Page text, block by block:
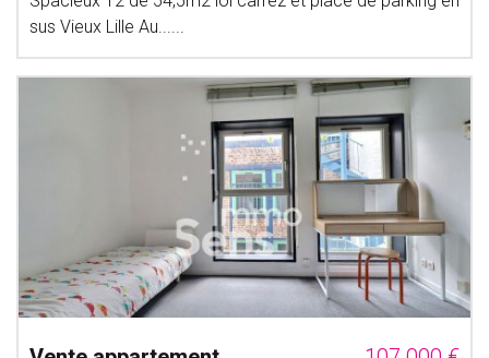
sus Vieux Lille Au......